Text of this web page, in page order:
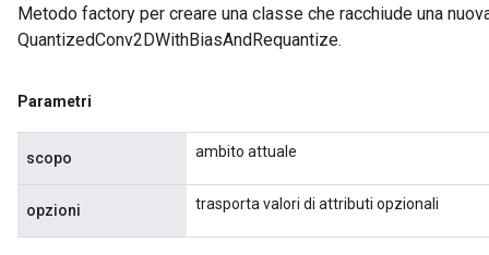
Metodo factory per creare una classe che racchiude una
QuantizedConv2DWithBiasAndRequantize.
Parametri
scopo ambito attuale
opzioni trasporta valori di attributi opzionali